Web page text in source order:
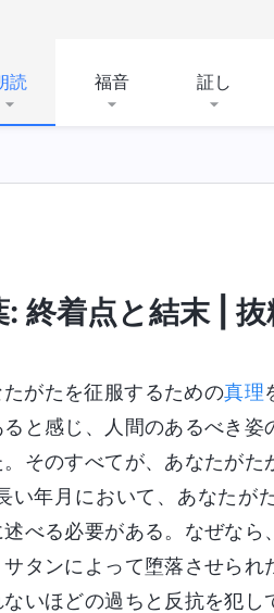
読 福音 証し
: 終着点と結末 |
がたを征服するための真理
と感じ、人間のあるべき姿
そのすべてが、あなたが
年月において、あなたが
べる必要がある。なぜなら
タンによって堕落させら
いほどの過ちと反抗を犯